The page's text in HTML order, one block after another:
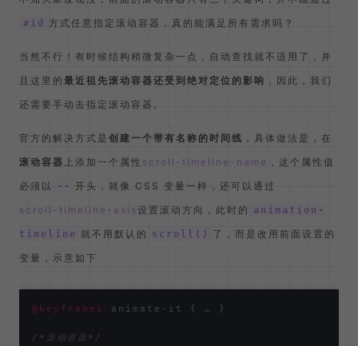
#id 方式任意指定滚动容器，真的能满足所有需求吗？
当然不行！有时候结构稍微复杂一点，自动查找就不适用了，并
且这里的 最近祖先滚动容器还受到绝对定位的影响 ，因此，我们
还需要手动去指定滚动容器。
官方的解决方式是 创建一个带有名称的时间线 ，具体做法是，在
滚动容器 上添加一个属性 scroll-timeline-name ，这个属性值
必须以
--
开头，就像 CSS 变量一样，还可以通过
scroll-timeline-axis设置滚动方向，此时的 animation-
timeline 就不用默认的 scroll()
了，而是改用前面设置的
变量，示意如下
@keyframes animate-it { … }
/*滚动容器*/